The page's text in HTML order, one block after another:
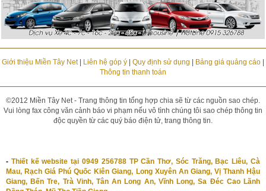
Giới thiệu Miền Tây Net| Liên hệ góp ý| Quy định sử dụng Bảng giá quảng cáo|
Thông tin thanh toán
©2012 Miền Tây Net - Trang thông tin tổng hợp chia sẽ từ các nguồn sao chép.
Vui lòng fax công văn cảnh báo vi phạm nếu vô tình chúng tôi sao chép thông tin
độc quyền từ các quý báo điện tử, trang thông tin.
- Thiết kế website tại 0949 256788 TP Cần Thơ, Sóc Trăng, Bạc Liêu, Cà
Mau, Rạch Giá Phú Quốc Kiên Giang, Long Xuyên An Giang, Vị Thanh Hậu
Giang, Bến Tre, Trà Vinh, Tân An Long An, Vĩnh Long, Sa Đéc Cao Lãnh